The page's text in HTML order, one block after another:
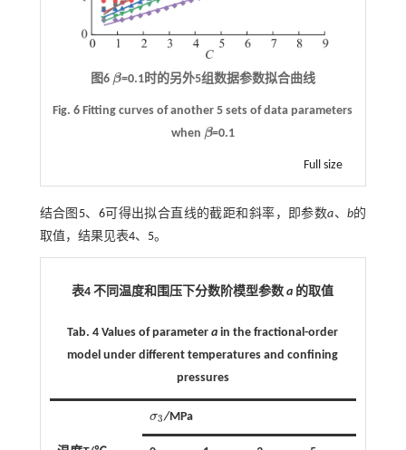
图6 β
β=0.1时的另外5组数据参数拟合曲线
Fig. 6 Fitting curves of another 5 sets of data parameters
when β
β=0.1
Full size
结合图 5、 6可得出拟合直线的截距和斜率，即参数a、b的
取值，结果见表4、 5。
表4 不同温度和围压下分数阶模型参数a 的取值
Tab. 4 Values of parametera in the fractional-order
model under different temperatures and confining
pressures
σ3
σ3/MPa